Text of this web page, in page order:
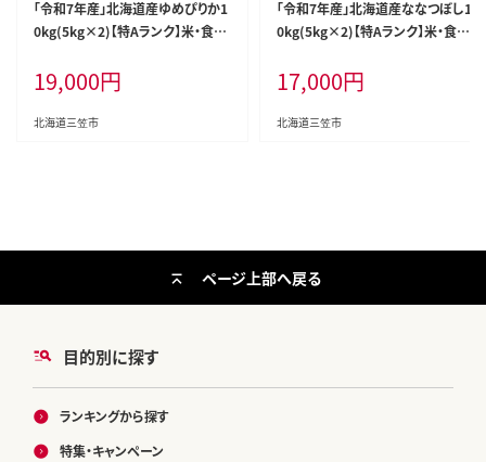
「令和7年産」北海道産ゆめぴりか1
0kg(5kg×2)【特Aランク】米・食味
06120】
19,000円
北海道三笠市
「令和7年産」北海道産ななつぼし1
0kg(5kg×2)【特Aランク】米・食味
06018】
17,000円
北海道三笠市
目的別に探す
ランキングから探す
特集・キャンペーン
ページ上部へ戻る